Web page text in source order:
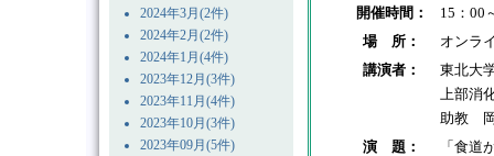
2024年3月(2件)
2024年2月(2件)
2024年1月(4件)
2023年12月(3件)
2023年11月(4件)
2023年10月(3件)
2023年09月(5件)
開催時間：
15：00
場 所：
オンラ
講演者：
東北大
上部消
助教
演 題：
「食道